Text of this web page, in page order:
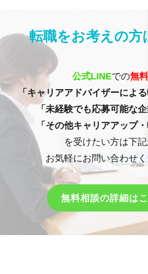
転職をお考えの方
公式LINEでの無料
「キャリアアドバイザーによ
「未経験でも応募可能な
「その他キャリアアップ
を受けたい方は下
お気軽にお問い合わせ
無料相談の詳細は